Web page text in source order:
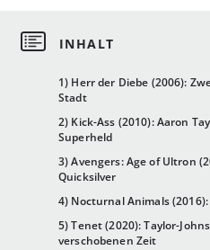
1) Herr der Diebe (2006):
Stadt
2) Kick-Ass (2010): Aaron
Superheld
3) Avengers: Age of Ultron
Quicksilver
4) Nocturnal Animals
5) Tenet (2020): Taylor-
verschobenen Zeit